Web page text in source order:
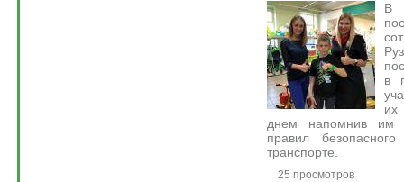
В
в
их
днем напомнив им
правил
транспорте.
25 просмотров